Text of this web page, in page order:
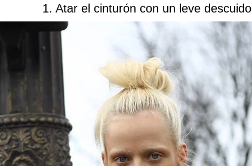
1. Atar el cinturón con un leve descuido